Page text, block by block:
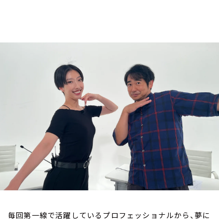
イベント・グッズ
YouTube
会社情報
毎回第一線で活躍しているプロフェッショナルから、夢に